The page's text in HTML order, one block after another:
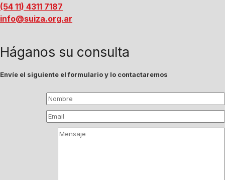
(54 11) 4311 7187
info@suiza.org.ar
Háganos su consulta
Envíe el siguiente el formulario y lo contactaremos